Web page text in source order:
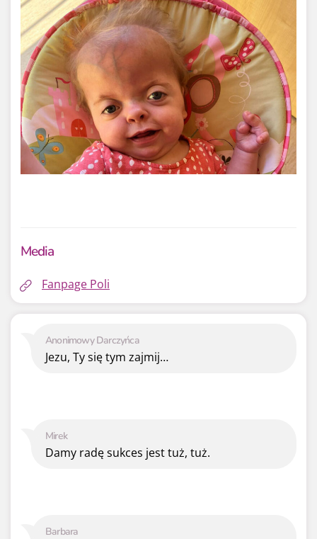
Media
Fanpage Poli
Barbara
Mirek
Damy radę sukces jest tuż, tuż.
Anonimowy Darczyńca
Jezu, Ty się tym zajmij…